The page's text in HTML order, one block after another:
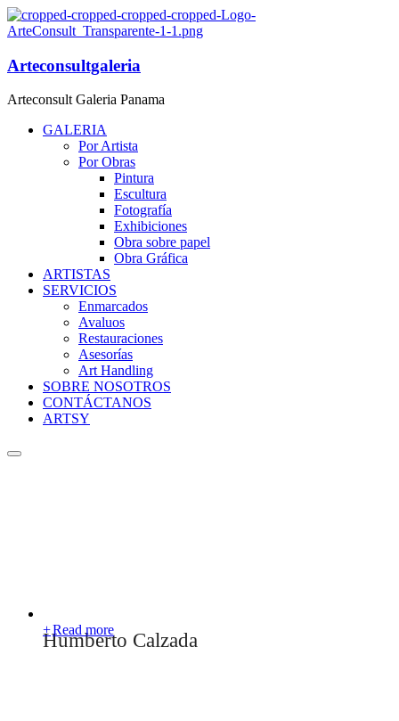
Arteconsultgaleria
Arteconsult Galeria Panama
GALERIA
Por Artista
Por Obras
Pintura
Escultura
Fotografía
Exhibiciones
Obra sobre papel
Obra Gráfica
ARTISTAS
SERVICIOS
Enmarcados
Avaluos
Restauraciones
Asesorías
Art Handling
SOBRE NOSOTROS
CONTÁCTANOS
ARTSY
Humberto Calzada
Read more